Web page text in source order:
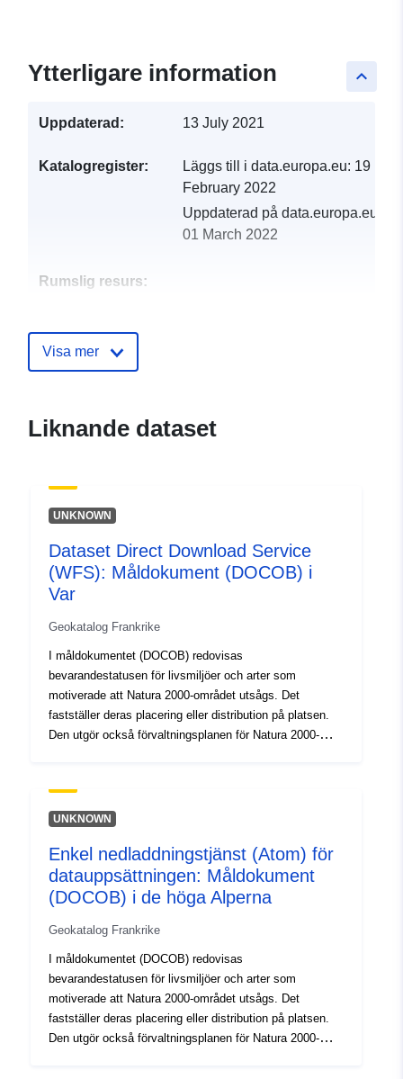
keyboard_arrow_up
Ytterligare information
Uppdaterad: 13 July 2021
Katalogregister: Läggs till i data.europa.eu: 19
February 2022
Uppdaterad på data.europa.eu:
01 March 2022
Rumslig resurs:
Resurs:
http://inspire.ec.europa.eu/
codelist/SpatialDataServiceType/
Visa mer
Liknande dataset
UNKNOWN
Dataset Direct Download Service
(WFS): Måldokument (DOCOB) i
Var
Geokatalog Frankrike
I måldokumentet (DOCOB) redovisas
bevarandestatusen för livsmiljöer och arter som
motiverade att Natura 2000-området utsågs. Det
fastställer deras placering eller distribution på platsen.
Den utgör också förvaltningsplanen för Natura 2000-
UNKNOWN
Enkel nedladdningstjänst (Atom) för
datauppsättningen: Måldokument
(DOCOB) i de höga Alperna
Geokatalog Frankrike
I måldokumentet (DOCOB) redovisas
bevarandestatusen för livsmiljöer och arter som
motiverade att Natura 2000-området utsågs. Det
fastställer deras placering eller distribution på platsen.
Den utgör också förvaltningsplanen för Natura 2000-